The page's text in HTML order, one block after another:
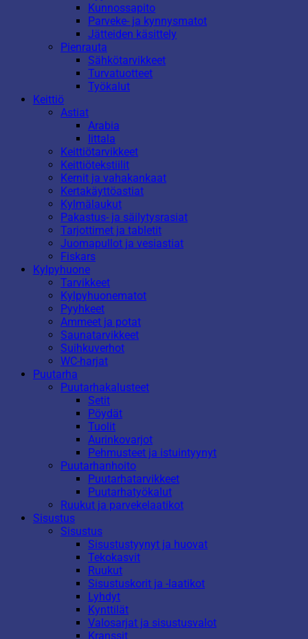
Kunnossapito
Parveke- ja kynnysmatot
Jätteiden käsittely
Pienrauta
Sähkötarvikkeet
Turvatuotteet
Työkalut
Keittiö
Astiat
Arabia
Iittala
Keittiötarvikkeet
Keittiötekstiilit
Kernit ja vahakankaat
Kertakäyttöastiat
Kylmälaukut
Pakastus- ja säilytysrasiat
Tarjottimet ja tabletit
Juomapullot ja vesiastiat
Fiskars
Kylpyhuone
Tarvikkeet
Kylpyhuonematot
Pyyhkeet
Ammeet ja potat
Saunatarvikkeet
Suihkuverhot
WC-harjat
Puutarha
Puutarhakalusteet
Setit
Pöydät
Tuolit
Aurinkovarjot
Pehmusteet ja istuintyynyt
Puutarhanhoito
Puutarhatarvikkeet
Puutarhatyökalut
Ruukut ja parvekelaatikot
Sisustus
Sisustus
Sisustustyynyt ja huovat
Tekokasvit
Ruukut
Sisustuskorit ja -laatikot
Lyhdyt
Kynttilät
Valosarjat ja sisustusvalot
Kranssit